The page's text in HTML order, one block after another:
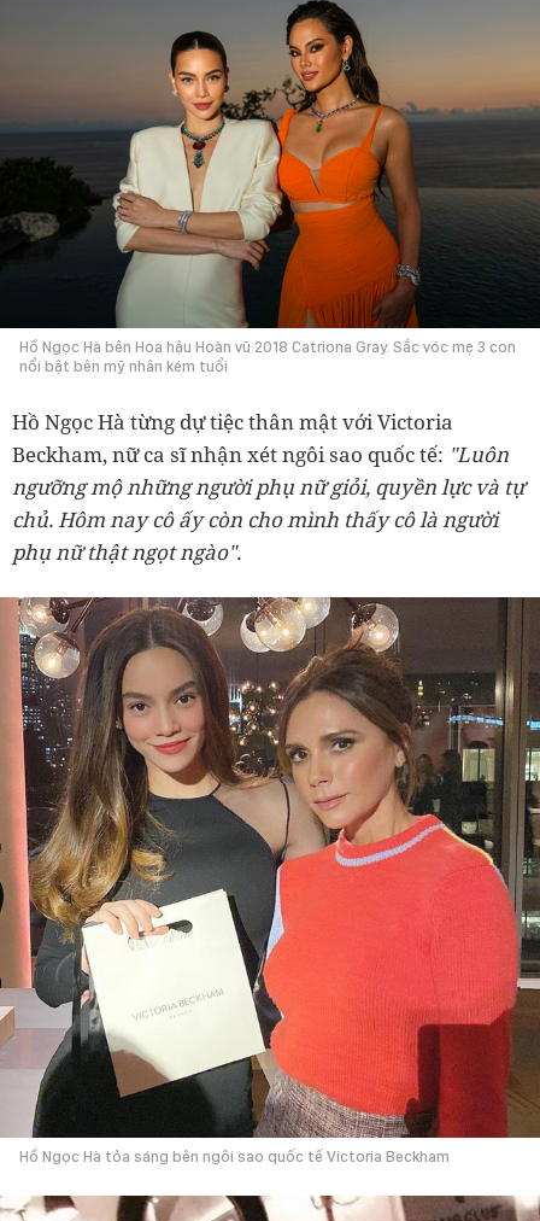
Hồ Ngọc Hà bên Hoa hậu Hoàn vũ 2018 Catriona Gray. Sắc vóc mẹ 3 con
nổi bật bên mỹ nhân kém tuổi
Hồ Ngọc Hà từng dự tiệc thân mật với Victoria
Beckham, nữ ca sĩ nhận xét ngôi sao quốc tế: "Luôn
ngưỡng mộ những người phụ nữ giỏi, quyền lực và tự
chủ. Hôm nay cô ấy còn cho mình thấy cô là người
phụ nữ thật ngọt ngào".
Hồ Ngọc Hà tỏa sáng bên ngôi sao quốc tế Victoria Beckham